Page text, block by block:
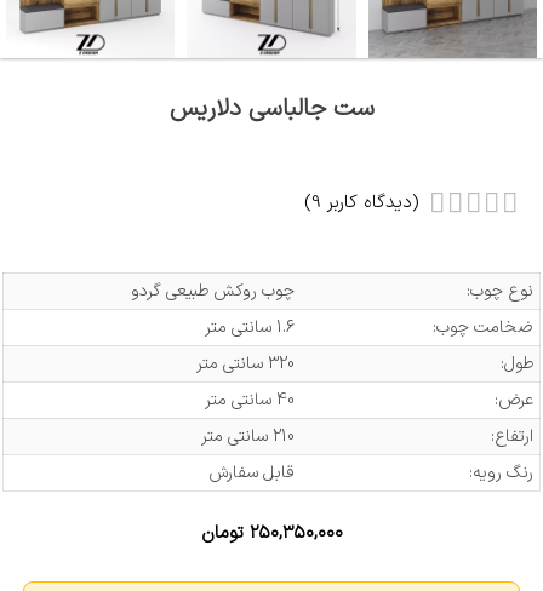
ست جالباسی دلاریس
(دیدگاه کاربر 9
)
نوع چوب:
چوب روکش طبیعی گردو
ضخامت چوب:
1.6 سانتی متر
طول:
320 سانتی متر
عرض:
40 سانتی متر
ارتفاع:
210 سانتی متر
رنگ رویه:
قابل سفارش
۲۵۰,۳۵۰,۰۰۰ تومان